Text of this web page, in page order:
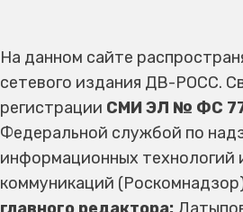
На данном сайте
сетевого издания ДВ-РОСС.
регистрации СМИ ЭЛ № ФС
Федеральной службой по
информационных технологий
коммуникаций